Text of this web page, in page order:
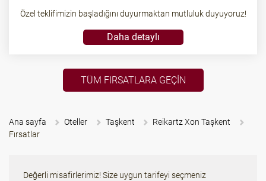
Özel teklifimizin başladığını duyurmaktan mutluluk duyuyoruz!
Daha detaylı
TÜM FIRSATLARA GEÇIN
Ana sayfa Oteller Taşkent
Reikartz Xon Taşkent
Fırsatlar
Değerli misafirlerimiz! Size uygun tarifeyi seçmeniz